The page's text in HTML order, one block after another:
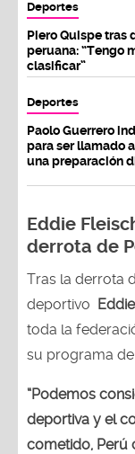
Deportes
Piero Quispe tras
peruana: “Tengo
clasificar”
Deportes
Paolo Guerrero
para ser llamado
una preparación
Eddie
derrota de
Tras la derrota
deportivo
toda la
su programa
“Podemos
deportiva y el
cometido, Perú